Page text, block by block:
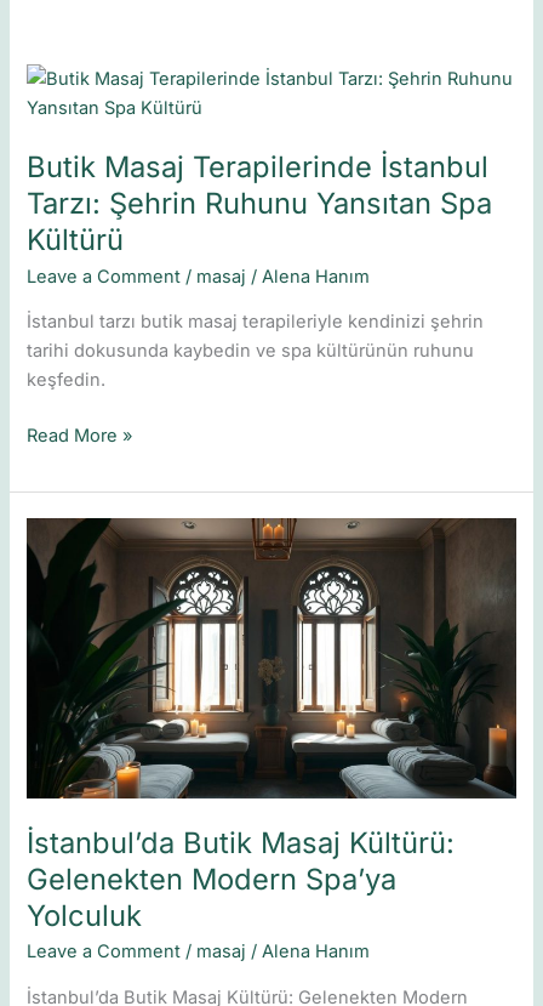
Butik Masaj Terapilerinde İstanbul
Tarzı: Şehrin Ruhunu Yansıtan Spa
Kültürü
Leave a Comment / masaj / Alena Hanım
İstanbul tarzı butik masaj terapileriyle kendinizi şehrin
tarihi dokusunda kaybedin ve spa kültürünün ruhunu
keşfedin.
Butik
Masaj
İstanbul
Tarzı:
Şehrin
Ruhunu
Yansıtan
Spa
Kültürü
Read More »
İstanbul’da Butik Masaj Kültürü:
Gelenekten Modern Spa’ya
Yolculuk
Leave a Comment / masaj /Alena Hanım
İstanbul’da Butik Masaj Kültürü: Gelenekten Modern
İstanbul’da
Butik
Kültürü:
Gelenekten
Spa’ya
Yolculuk